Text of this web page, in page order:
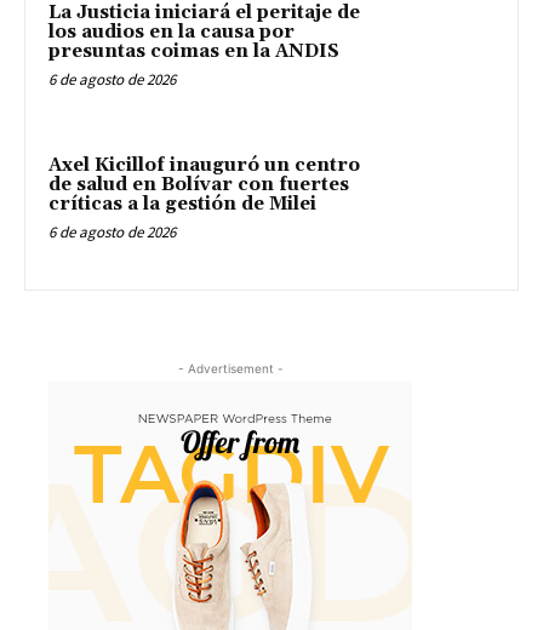
La Justicia iniciará el peritaje de
los audios en la causa por
presuntas coimas en la ANDIS
6 de agosto de 2026
Axel Kicillof inauguró un centro
de salud en Bolívar con fuertes
críticas a la gestión de Milei
6 de agosto de 2026
- Advertisement -